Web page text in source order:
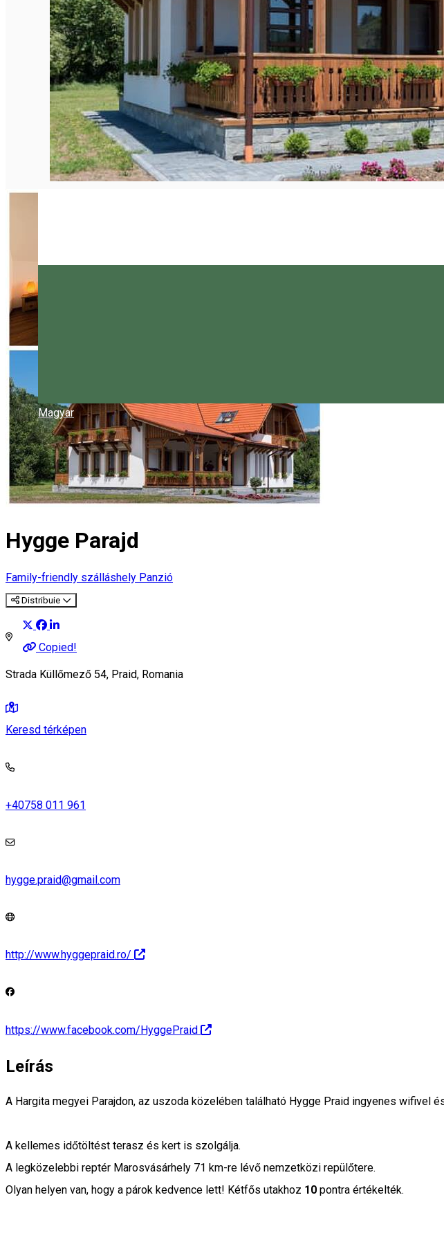
Magyar
Hygge Parajd
Family-friendly szálláshely Panzió
Distribuie
Copied!
Strada Küllőmező 54, Praid, Romania
Keresd térképen
+40758 011 961
hygge.praid@gmail.com
http://www.hyggepraid.ro/
https://www.facebook.com/HyggePraid
Leírás
A Hargita megyei Parajdon, az uszoda közelében található Hygge Praid ingyenes wifivel
A kellemes időtöltést terasz és kert is szolgálja.
A legközelebbi reptér Marosvásárhely 71 km-re lévő nemzetközi repülőtere.
Olyan helyen van, hogy a párok kedvence lett! Kétfős utakhoz 10 pontra értékelték.